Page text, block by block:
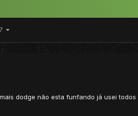
dodge não esta funfando já usei